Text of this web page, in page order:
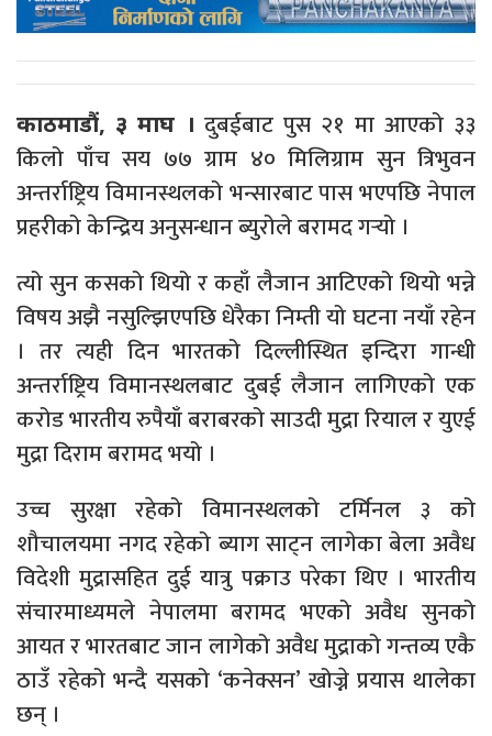
काठमाडौं, ३ माघ । दुबईबाट पुस २१ मा आएको ३३
किलो पाँच सय ७७ ग्राम ४० मिलिग्राम सुन त्रिभुवन
अन्तर्राष्ट्रिय विमानस्थलको भन्सारबाट पास भएपछि नेपाल
प्रहरीको केन्द्रिय अनुसन्धान ब्युरोले बरामद गर्‍यो ।
त्यो सुन कसको थियो र कहाँ लैजान आटिएको थियो भन्ने
विषय अझै नसुल्झिएपछि धेरैका निम्ती यो घटना नयाँ रहेन
। तर त्यही दिन भारतको दिल्लीस्थित इन्दिरा गान्धी
अन्तर्राष्ट्रिय विमानस्थलबाट दुबई लैजान लागिएको एक
करोड भारतीय रुपैयाँ बराबरको साउदी मुद्रा रियाल र युएई
मुद्रा दिराम बरामद भयो ।
उच्च सुरक्षा रहेको विमानस्थलको टर्मिनल ३ को
शौचालयमा नगद रहेको ब्याग साट्न लागेका बेला अवैध
विदेशी मुद्रासहित दुई यात्रु पक्राउ परेका थिए । भारतीय
संचारमाध्यमले नेपालमा बरामद भएको अवैध सुनको
आयत र भारतबाट जान लागेको अवैध मुद्राको गन्तव्य एकै
ठाउँ रहेको भन्दै यसको ‘कनेक्सन’ खोज्ने प्रयास थालेका
छन् ।